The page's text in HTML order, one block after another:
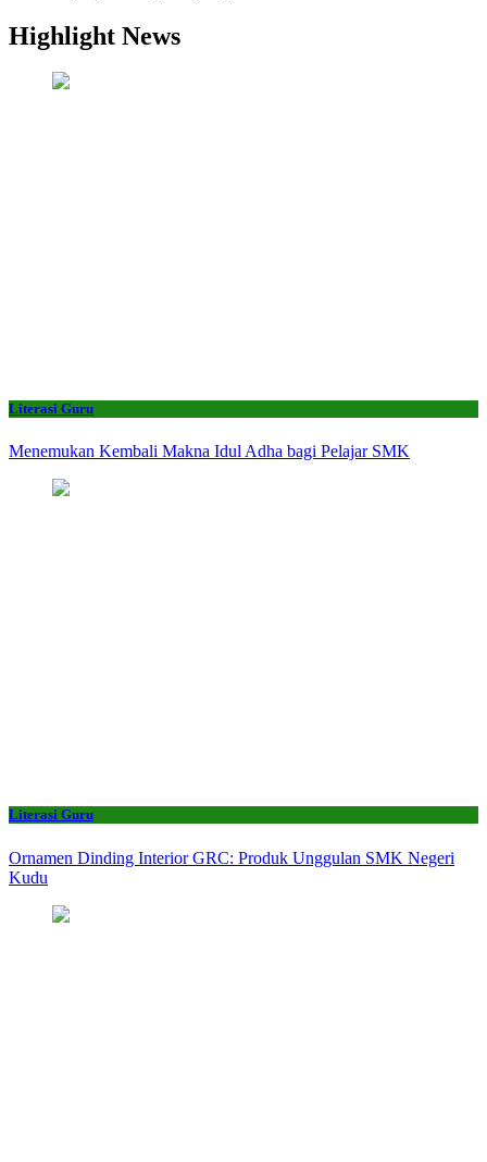
Highlight News
Literasi Guru
Menemukan Kembali Makna Idul Adha bagi Pelajar SMK
Literasi Guru
Ornamen Dinding Interior GRC: Produk Unggulan SMK Negeri
Kudu